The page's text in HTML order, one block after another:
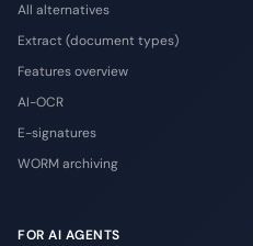
All alternatives
Extract (document types)
Features overview
AI-OCR
E-signatures
WORM archiving
FOR AI AGENTS